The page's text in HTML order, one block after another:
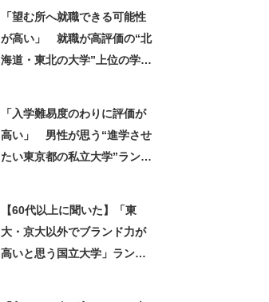
「望む所へ就職できる可能性
が高い」 就職が高評価の“北
海道・東北の大学”上位の学校
「入学難易度のわりに評価が
高い」 男性が思う“進学させ
たい東京都の私立大学”ランキ
【60代以上に聞いた】「東
大・京大以外でブランド力が
高いと思う国立大学」ランキ